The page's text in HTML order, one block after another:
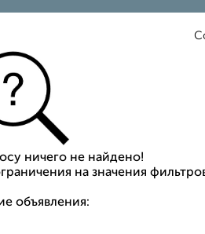
ничего не найдено!
на значения
объявления: